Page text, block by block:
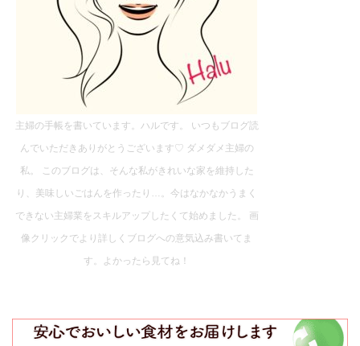
主婦の手帳を書いています。ハルです。 いつもブログ読
んでいただきありがとうございます♡ ダメダメ主婦の
私。 このブログは、そんな私がきれいな家を維持した
り、美味しいごはんを作ったり…。今はなかなかうまく
できない主婦業をスキルアップしたくて始めました。 画
像クリックでより詳しくブログへの意気込み書いてま
す。よかったら見てね！